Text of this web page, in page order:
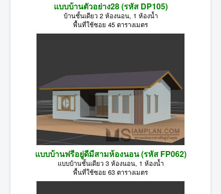
แบบบ้านตัวอย่าง28 (รหัส DP105)
บ้านชั้นเดียว 2 ห้องนอน, 1 ห้องน้ำ
พื้นที่ใช้ซอย 45 ตารางเมตร
แบบบ้านฟรีอยู่ดีมีสามห้องนอน (รหัส FP062)
แบบบ้านชั้นเดียว 3 ห้องนอน, 1 ห้องน้ำ
พื้นที่ใช้ซอย 63 ตารางเมตร